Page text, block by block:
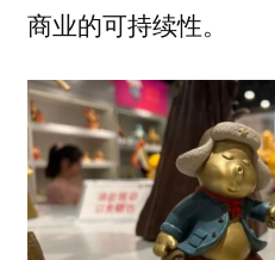
商业的可持续性。